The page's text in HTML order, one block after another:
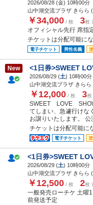
2026/08/28 (金) 10時00分
山中湖交流プラザ きらら
￥34,000 / 枚 3枚
オフィシャル先行 席指
チケットは分配可能に
電子チケット 男性名義
New <1日券>SWEET
2026/08/29 (土) 10時00分
山中湖交流プラザ きらら
￥12,000 / 枚 3枚
SWEET LOVE
てしまい、急遽行けな
お譲りいたします。
チケットは分配可能に
電子チケット
<1日券>SWEET
2026/08/29 (土) 10時00分
山中湖交流プラザ きらら
￥12,500 / 枚 2枚
一般発売ローチケ 土曜
前発送予定